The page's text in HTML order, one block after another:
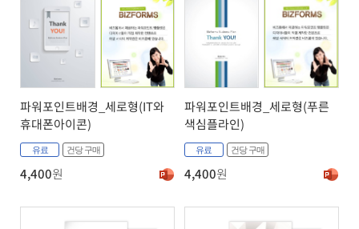
파워포인트배경_세로형(IT와
휴대폰아이콘)
유료 건당 구매
4,400원
파워포인트배경_세로형(푸른
색심플라인)
유료 건당 구매
4,400원